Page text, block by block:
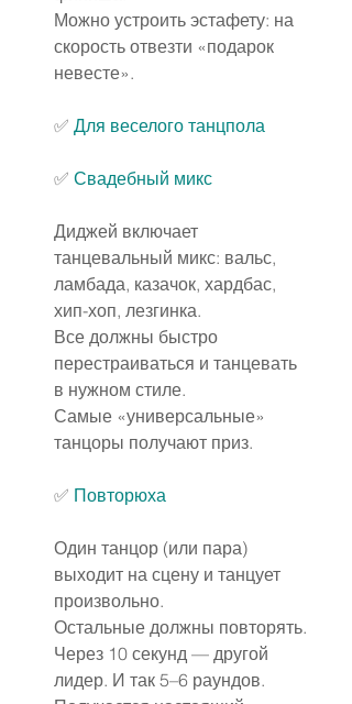
Можно устроить эстафету: на
скорость отвезти «подарок
невесте».
✅ Для веселого танцпола
✅ Свадебный микс
Диджей включает
танцевальный микс: вальс,
ламбада, казачок, хардбас,
хип-хоп, лезгинка.
Все должны быстро
перестраиваться и танцевать
в нужном стиле.
Самые «универсальные»
танцоры получают приз.
✅ Повторюха
Один танцор (или пара)
выходит на сцену и танцует
произвольно.
Остальные должны повторять.
Через 10 секунд — другой
лидер. И так 5–6 раундов.